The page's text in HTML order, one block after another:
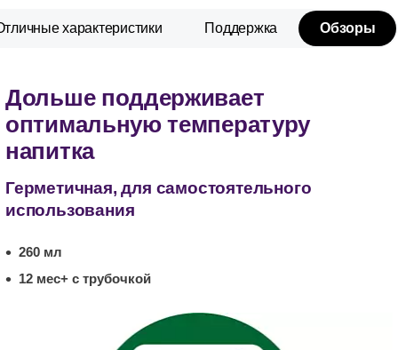
характеристики Поддержка Обзоры
Дольше поддерживает
оптимальную температуру
напитка
Герметичная, для самостоятельного
использования
260 мл
12 мес+ c трубочкой